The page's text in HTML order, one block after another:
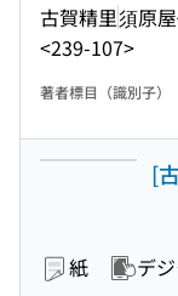
古賀精里須原
<239-107>
著者標目（識別子）
[
紙 デ